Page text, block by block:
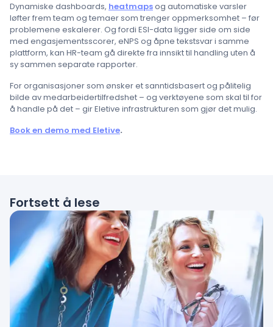
Dynamiske dashboards, heatmapsog automatiske varsler
løfter frem team og temaer som trenger oppmerksomhet – før
problemene eskalerer. Og fordi ESI-data ligger side om side
med engasjementsscorer, eNPS og åpne tekstsvar i samme
plattform, kan HR-team gå direkte fra innsikt til handling uten å
sy sammen separate rapporter.
For organisasjoner som ønsker et sanntidsbasert og pålitelig
bilde av medarbeidertilfredshet – og verktøyene som skal til for
å handle på det – gir Eletive infrastrukturen som gjør det mulig.
Book en demo med Eletive.
Fortsett å lese